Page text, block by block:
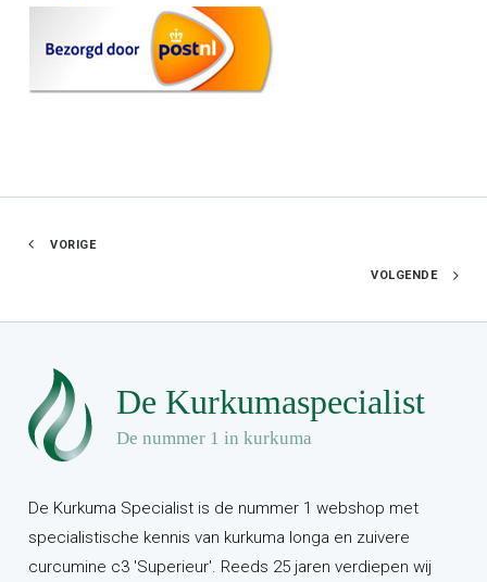
VORIGE
VOLGENDE
De Kurkuma Specialist is de nummer 1 webshop met
specialistische kennis van kurkuma longa en zuivere
curcumine c3 'Superieur'. Reeds 25 jaren verdiepen wij